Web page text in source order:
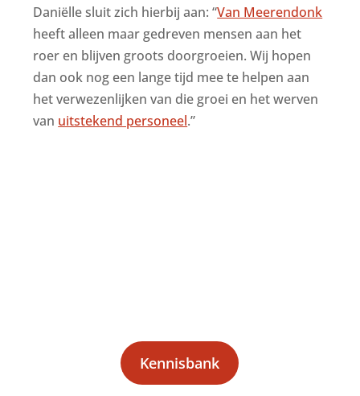
Daniëlle sluit zich hierbij aan: “Van Meerendonk
heeft alleen maar gedreven mensen aan het
roer en blijven groots doorgroeien. Wij hopen
dan ook nog een lange tijd mee te helpen aan
het verwezenlijken van die groei en het werven
van uitstekend personeel.”
Kennisbank